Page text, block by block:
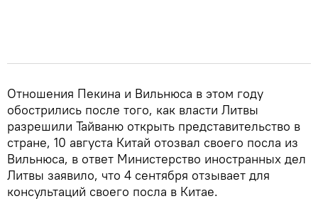
Отношения Пекина и Вильнюса в этом году
обострились после того, как власти Литвы
разрешили Тайваню открыть представительство в
стране, 10 августа Китай отозвал своего посла из
Вильнюса, в ответ Министерство иностранных дел
Литвы заявило, что 4 сентября отзывает для
консультаций своего посла в Китае.